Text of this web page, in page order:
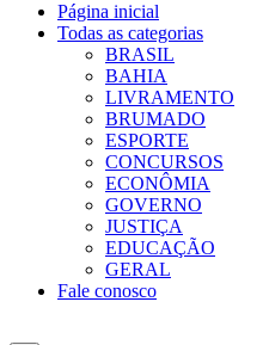
Página inicial
Todas as categorias
BRASIL
BAHIA
LIVRAMENTO
BRUMADO
ESPORTE
CONCURSOS
ECONÔMIA
GOVERNO
JUSTIÇA
EDUCAÇÃO
GERAL
Fale conosco